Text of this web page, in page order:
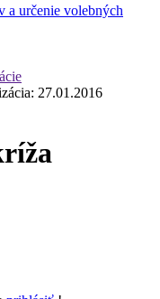
a určenie volebných
27.01.2016